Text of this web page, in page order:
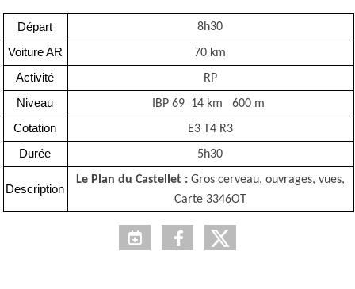
Départ 8h30
Voiture AR 70 km
Activité RP
Niveau IBP 69 14 km 600 m
Cotation E3 T4 R3
Durée 5h30
Description
Le Plan du Castellet : Gros cerveau, ouvrages, vues,
Carte 3346OT